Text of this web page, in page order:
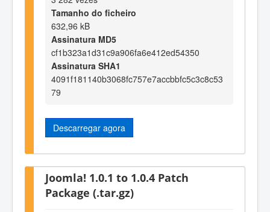
Tamanho do ficheiro
632,96 kB
Assinatura MD5
cf1b323a1d31c9a906fa6e412ed54350
Assinatura SHA1
4091f181140b3068fc757e7accbbfc5c3c8c53
79
Descarregar agora
Joomla! 1.0.1 to 1.0.4 Patch
Package (.tar.gz)